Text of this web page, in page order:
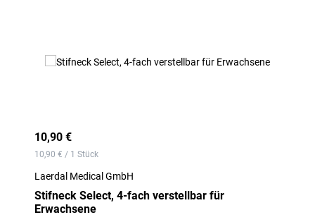
10,90 €
10,90 € / 1 Stück
Laerdal Medical GmbH
Stifneck Select, 4-fach verstellbar für
Erwachsene